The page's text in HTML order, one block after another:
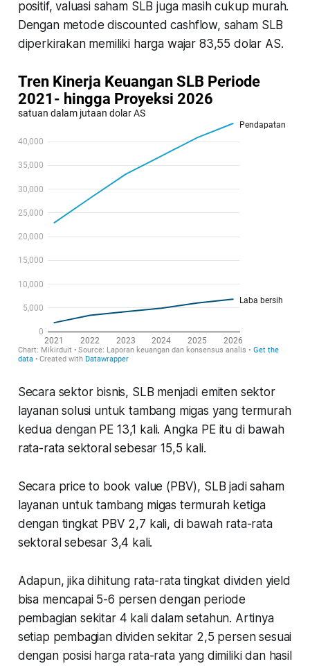
positif, valuasi saham SLB juga masih cukup murah.
Dengan metode discounted cashflow, saham SLB
diperkirakan memiliki harga wajar 83,55 dolar AS.
Secara sektor bisnis, SLB menjadi emiten sektor
layanan solusi untuk tambang migas yang termurah
kedua dengan PE 13,1 kali. Angka PE itu di bawah
rata-rata sektoral sebesar 15,5 kali.
Secara price to book value (PBV), SLB jadi saham
layanan untuk tambang migas termurah ketiga
dengan tingkat PBV 2,7 kali, di bawah rata-rata
sektoral sebesar 3,4 kali.
Adapun, jika dihitung rata-rata tingkat dividen yield
bisa mencapai 5-6 persen dengan periode
pembagian sekitar 4 kali dalam setahun. Artinya
setiap pembagian dividen sekitar 2,5 persen sesuai
dengan posisi harga rata-rata yang dimiliki dan hasil